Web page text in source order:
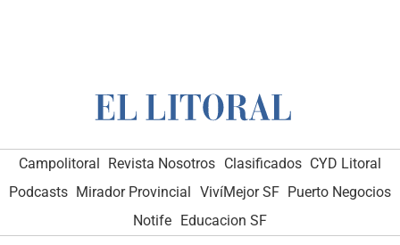
Campolitoral Revista Nosotros Clasificados CYD Litoral
Podcasts Mirador Provincial VivíMejor SF Puerto Negocios
Notife Educacion SF